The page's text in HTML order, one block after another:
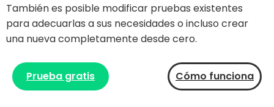
También es posible modificar pruebas existentes
para adecuarlas a sus necesidades o incluso crear
una nueva completamente desde cero.
Prueba gratis Cómo funciona